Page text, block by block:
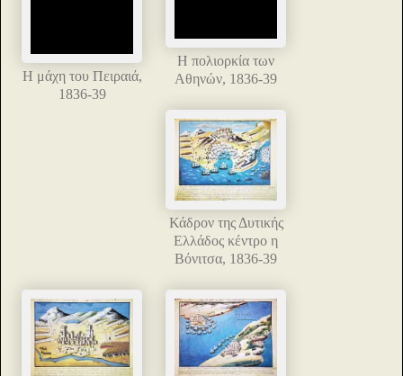
Η μάχη του Πειραιά,
1836-39
Η πολιορκία των
Αθηνών, 1836-39
Κάδρον της Δυτικής
Ελλάδος κέντρο η
Βόνιτσα, 1836-39